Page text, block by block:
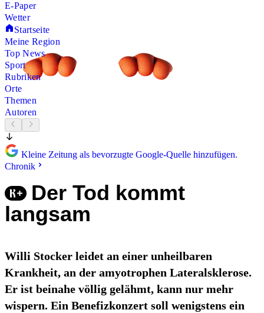
E-Paper
Wetter
Startseite
Meine Region
Top News
Sport
Rubriken
Orte
Themen
Autoren
Kleine Zeitung als bevorzugte Google-Quelle hinzufügen.
Chronik
Der Tod kommt
langsam
Willi Stocker leidet an einer unheilbaren
Krankheit, an der amyotrophen Lateralsklerose.
Er ist beinahe völlig gelähmt, kann nur mehr
wispern. Ein Benefizkonzert soll wenigstens ein